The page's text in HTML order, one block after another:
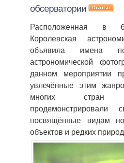
обсерватории
Расположенная в
Королевская
объявила имена
астрономической
данном мероприятии
увлечённые этим
многих стран
посвящённые видам
объектов и редких